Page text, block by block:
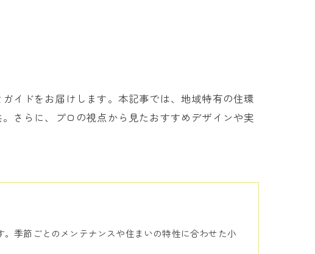
イドをお届けします。本記事では、地域特有の住環
さらに、プロの視点から見たおすすめデザインや実
季節ごとのメンテナンスや住まいの特性に合わせた小